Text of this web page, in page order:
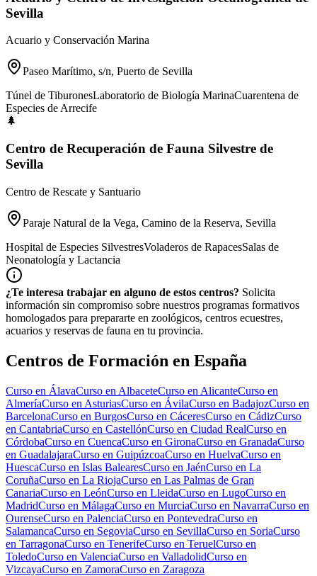
Sevilla
Acuario y Conservación Marina
Paseo Marítimo, s/n, Puerto de Sevilla
Túnel de TiburonesLaboratorio de Biología MarinaCuarentena de
Especies de Arrecife
🌲
Centro de Recuperación de Fauna Silvestre de
Sevilla
Centro de Rescate y Santuario
Paraje Natural de la Vega, Camino de la Reserva, Sevilla
Hospital de Especies SilvestresVoladeros de RapacesSalas de
Neonatología y Lactancia
¿Te interesa trabajar en alguno de estos centros? Solicita
información sin compromiso sobre nuestros programas formativos
homologados para prepararte en zoológicos, centros ecuestres,
acuarios y reservas de fauna en tu provincia.
Centros de Formación en España
Curso en ÁlavaCurso en AlbaceteCurso en AlicanteCurso en
AlmeríaCurso en AsturiasCurso en ÁvilaCurso en BadajozCurso en
BarcelonaCurso en BurgosCurso en CáceresCurso en CádizCurso
en CantabriaCurso en CastellónCurso en Ciudad RealCurso en
CórdobaCurso en CuencaCurso en GironaCurso en GranadaCurso
en GuadalajaraCurso en GuipúzcoaCurso en HuelvaCurso en
HuescaCurso en Islas BalearesCurso en JaénCurso en La
CoruñaCurso en La RiojaCurso en Las Palmas de Gran
CanariaCurso en LeónCurso en LleidaCurso en LugoCurso en
MadridCurso en MálagaCurso en MurciaCurso en NavarraCurso en
OurenseCurso en PalenciaCurso en PontevedraCurso en
SalamancaCurso en SegoviaCurso en SevillaCurso en SoriaCurso
en TarragonaCurso en TenerifeCurso en TeruelCurso en
ToledoCurso en ValenciaCurso en ValladolidCurso en
VizcayaCurso en ZamoraCurso en Zaragoza